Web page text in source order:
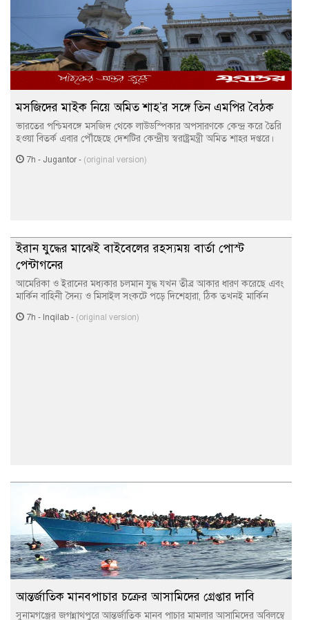
মসজিদের মাইক নিয়ে অমিত শাহ’র সঙ্গে তিন এমপির বৈঠক
ভারতের পশ্চিমবঙ্গে মসজিদ থেকে লাউডস্পিকার অপসারণকে কেন্দ্র করে তৈরি
হওয়া বিতর্ক এবার পৌঁছেছে দেশটির কেন্দ্রীয় স্বরাষ্ট্রমন্ত্রী অমিত শাহর দপ্তরে।
7h - Jugantor - (original version)
ইরান যুদ্ধের মাঝেই বাইবেলের রহস্যময় বার্তা পোস্ট
পেন্টাগনের
আমেরিকা ও ইরানের মধ্যকার চলমান যুদ্ধ যখন তীব্র আকার ধারণ করেছে এবং
মার্কিন বাহিনী সৈন্য ও মিসাইল সংকটে পড়ে দিশেহারা, ঠিক তখনই মার্কিন
7h - Inqilab - (original version)
আন্তর্জাতিক মানবপাচার চক্রের আসামিদের গ্রেপ্তার দাবি
সুনামগঞ্জের জগন্নাথপুরে আন্তর্জাতিক মানব পাচার মামলার আসামিদের অবিলম্বে